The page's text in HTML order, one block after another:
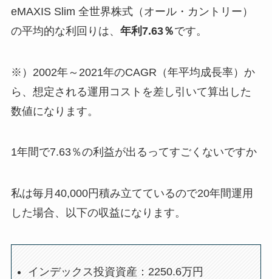
eMAXIS Slim 全世界株式（オール・カントリー）
の平均的な利回りは、 年利7.63％です。
※）2002年～2021年のCAGR（年平均成長率）か
ら、想定される運用コストを差し引いて算出した
数値になります。
1年間で7.63％の利益が出るってすごくないですか
私は毎月40,000円積み立てているので20年間運用
した場合、以下の収益になります。
インデックス投資資産：2250.6万円